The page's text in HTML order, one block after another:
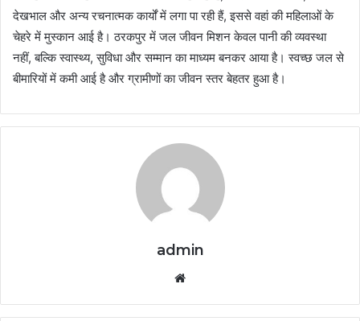
देखभाल और अन्य रचनात्मक कार्यों में लगा पा रही हैं, इससे वहां की महिलाओं के
चेहरे में मुस्कान आई है। ठरकपुर में जल जीवन मिशन केवल पानी की व्यवस्था
नहीं, बल्कि स्वास्थ्य, सुविधा और सम्मान का माध्यम बनकर आया है। स्वच्छ जल से
बीमारियों में कमी आई है और ग्रामीणों का जीवन स्तर बेहतर हुआ है।
admin